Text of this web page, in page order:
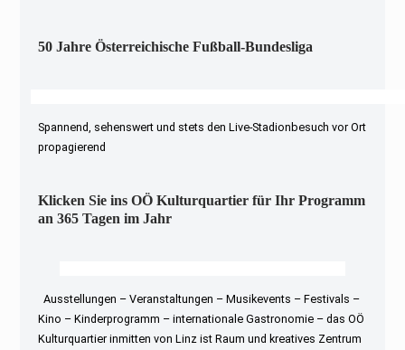
50 Jahre Österreichische Fußball-Bundesliga
Spannend, sehenswert und stets den Live-Stadionbesuch vor Ort
propagierend
Klicken Sie ins OÖ Kulturquartier für Ihr Programm
an 365 Tagen im Jahr
Ausstellungen – Veranstaltungen – Musikevents – Festivals –
Kino – Kinderprogramm – internationale Gastronomie – das OÖ
Kulturquartier inmitten von Linz ist Raum und kreatives Zentrum